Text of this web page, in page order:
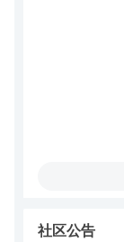
社区公告